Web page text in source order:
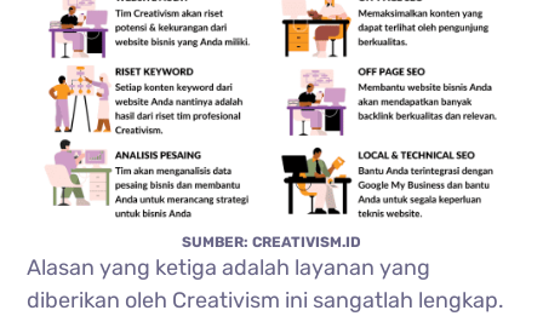
SUMBER: CREATIVISM.ID
Alasan yang ketiga adalah layanan yang
diberikan oleh Creativism ini sangatlah lengkap.